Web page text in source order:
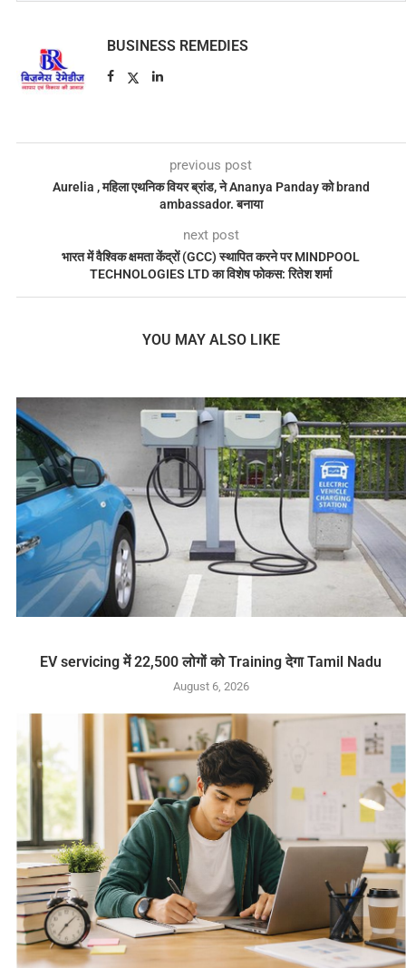
BUSINESS REMEDIES
previous post
Aurelia , महिला एथनिक वियर ब्रांड, ने Ananya Panday को brand
ambassador. बनाया
next post
भारत में वैश्विक क्षमता केंद्रों (GCC) स्थापित करने पर MINDPOOL
TECHNOLOGIES LTD का विशेष फोकस: रितेश शर्मा
YOU MAY ALSO LIKE
EV servicing में 22,500 लोगों को Training देगा Tamil Nadu
August 6, 2026